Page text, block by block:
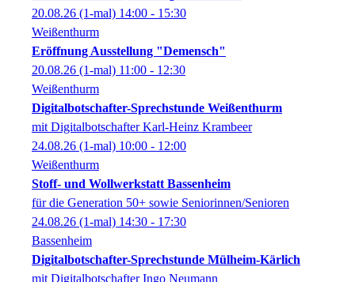
20.08.26 (1-mal) 14:00 - 15:30
Weißenthurm
Eröffnung Ausstellung "Demensch"
20.08.26 (1-mal) 11:00 - 12:30
Weißenthurm
Digitalbotschafter-Sprechstunde Weißenthurm
mit Digitalbotschafter Karl-Heinz Krambeer
24.08.26 (1-mal) 10:00 - 12:00
Weißenthurm
Stoff- und Wollwerkstatt Bassenheim
für die Generation 50+ sowie Seniorinnen/Senioren
24.08.26 (1-mal) 14:30 - 17:30
Bassenheim
Digitalbotschafter-Sprechstunde Mülheim-Kärlich
mit Digitalbotschafter Ingo Neumann